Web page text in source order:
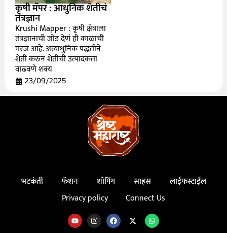
कृषी मॅपर : आधुनिक शेतीचं
तंत्रज्ञान
Krushi Mapper : कृषी क्षेत्राला
तंत्रज्ञानाची जोड देणं ही काळाची
गरज आहे. अत्याधुनिक पद्धतीने
शेती करुन शेतीची उत्पादकता
वाढवणे शक्य
23/09/2025
भटकंती फॅशन शॉपिंग साहस
लाईफस्टाईल
Privacy policy
Connect Us